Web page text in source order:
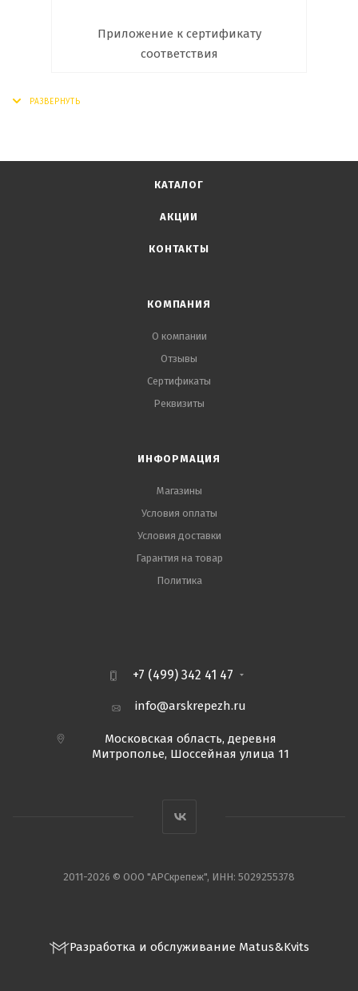
Приложение к сертификату
соответствия
КАТАЛОГ
АКЦИИ
КОНТАКТЫ
КОМПАНИЯ
О компании
Отзывы
Сертификаты
Реквизиты
ИНФОРМАЦИЯ
Магазины
Условия оплаты
Условия доставки
Гарантия на товар
Политика
+7 (499) 342 41 47
info@arskrepezh.ru
Московская область, деревня
Митрополье, Шоссейная улица 11
2011-2026 © ООО "АРСкрепеж", ИНН: 5029255378
Разработка и обслуживание Matus&Kvits